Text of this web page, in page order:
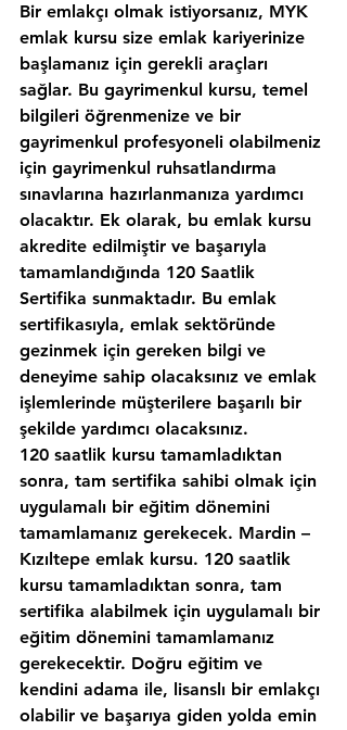
Bir emlakçı olmak istiyorsanız, MYK
emlak kursu size emlak kariyerinize
başlamanız için gerekli araçları
sağlar. Bu gayrimenkul kursu, temel
bilgileri öğrenmenize ve bir
gayrimenkul profesyoneli olabilmeniz
için gayrimenkul ruhsatlandırma
sınavlarına hazırlanmanıza yardımcı
olacaktır. Ek olarak, bu emlak kursu
akredite edilmiştir ve başarıyla
tamamlandığında 120 Saatlik
Sertifika sunmaktadır. Bu emlak
sertifikasıyla, emlak sektöründe
gezinmek için gereken bilgi ve
deneyime sahip olacaksınız ve emlak
işlemlerinde müşterilere başarılı bir
şekilde yardımcı olacaksınız.
120 saatlik kursu tamamladıktan
sonra, tam sertifika sahibi olmak için
uygulamalı bir eğitim dönemini
tamamlamanız gerekecek. Mardin –
Kızıltepe emlak kursu. 120 saatlik
kursu tamamladıktan sonra, tam
sertifika alabilmek için uygulamalı bir
eğitim dönemini tamamlamanız
gerekecektir. Doğru eğitim ve
kendini adama ile, lisanslı bir emlakçı
olabilir ve başarıya giden yolda emin